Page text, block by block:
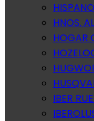
HNOS.
HOGAR
IBER